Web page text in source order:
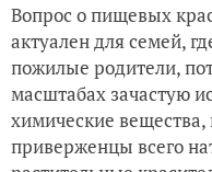
Вопрос о пищевых
актуален для семей,
пожилые родители,
масштабах зачастую
химические
приверженцы всего